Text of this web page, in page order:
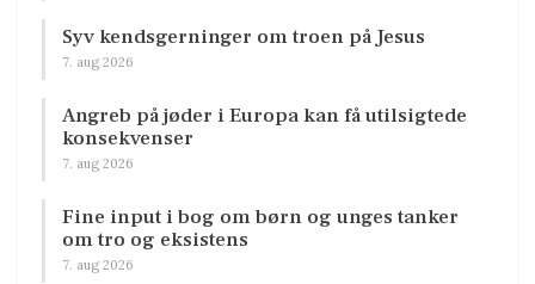
Syv kendsgerninger om troen på Jesus
7. aug 2026
Angreb på jøder i Europa kan få utilsigtede
konsekvenser
7. aug 2026
Fine input i bog om børn og unges tanker
om tro og eksistens
7. aug 2026